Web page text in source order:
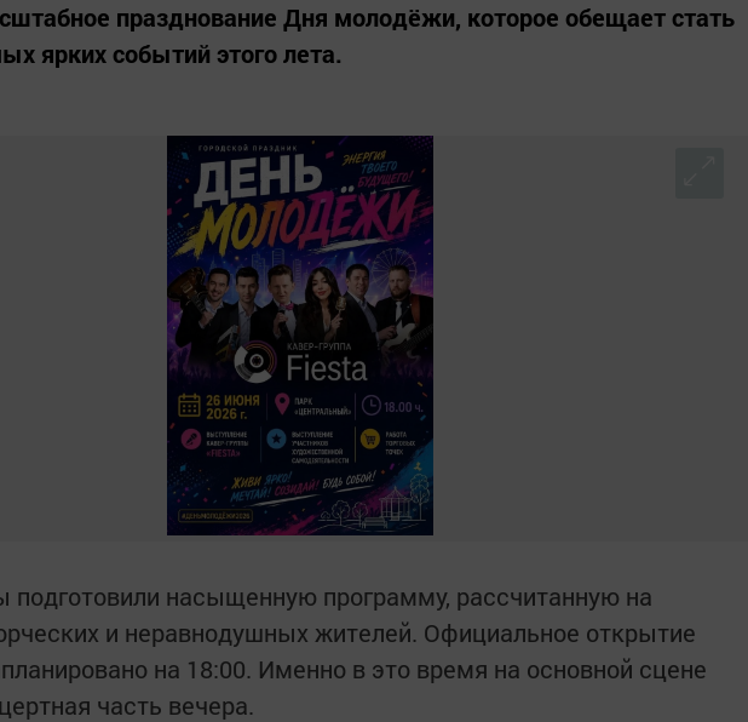
празднование Дня молодёжи, которое обещает стать
ярких событий этого лета.
подготовили насыщенную программу, рассчитанную на
и неравнодушных жителей. Официальное открытие
на 18:00. Именно в это время на основной сцене
часть вечера.